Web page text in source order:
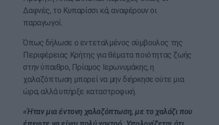
Δαφνές, το Κυπαρίσσι κά, αναφέρουν οι
παραγωγοί.
Όπως δήλωσε ο εντεταλμένος σύμβουλος της
Περιφέρειας Κρήτης για θέματα ποιότητας ζωής
στην ύπαιθρο, Πρίαμος Ιερωνυμάκης, η
χαλαζόπτωση μπορεί να μην διήρκησε ούτε μια
ώρα, αλλά υπήρξε καταστροφική.
«Ήταν μια έντονη χαλαζόπτωση, με το χαλάζι που